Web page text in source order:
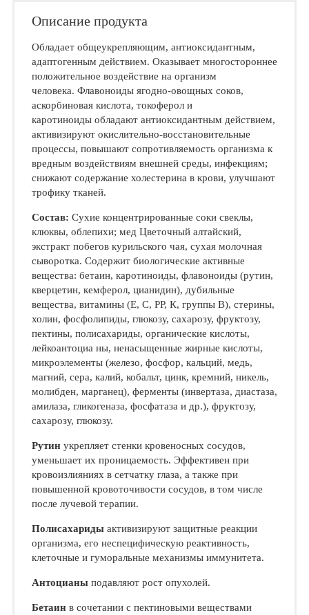
Описание продукта
Обладает общеукрепляющим, антиоксидантным,
адаптогенным действием. Оказывает многостороннее
положительное воздействие на организм
человека. Флавоноиды ягодно-овощных соков,
аскорбиновая кислота, токоферол и
каротиноиды обладают антиоксидантным действием,
активизируют окислительно-восстановительные
процессы, повышают сопротивляемость организма к
вредным воздействиям внешней среды, инфекциям;
снижают содержание холестерина в крови, улучшают
трофику тканей.
Состав: Сухие концентрированные соки свеклы,
клюквы, облепихи; мед Цветочный алтайский,
экстракт побегов курильского чая, сухая молочная
сыворотка. Содержит биологические активные
вещества: бетаин, каротиноиды, флавоноиды (рутин,
кверцетин, кемферол, цианидин), дубильные
вещества, витамины (Е, С, РР, К, группы В), стерины,
холин, фосфолипиды, глюкозу, сахарозу, фруктозу,
пектины, полисахариды, органические кислоты,
лейкоантоциа ны, ненасыщенные жирные кислоты,
микроэлементы (железо, фосфор, кальций, медь,
магний, сера, калий, кобальт, цинк, кремний, никель,
молибден, марганец), ферменты (инвертаза, диастаза,
амилаза, гликогеназа, фосфатаза и др.), фруктозу,
сахарозу, глюкозу.
Рутин укрепляет стенки кровеносных сосудов,
уменьшает их проницаемость. Эффективен при
кровоизлияниях в сетчатку глаза, а также при
повышенной кровоточивости сосудов, в том числе
после лучевой терапии.
Полисахаридыактивизируют защитные реакции
организма, его неспецифическую реактивность,
клеточные и гуморальные механизмы иммунитета.
Антоцианыподавляют рост опухолей.
Бетаинв сочетании с пектиновыми веществами